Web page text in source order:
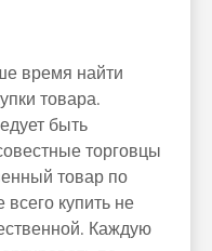
время найти
товара.
быть
торговцы
товар по
купить не
Каждую